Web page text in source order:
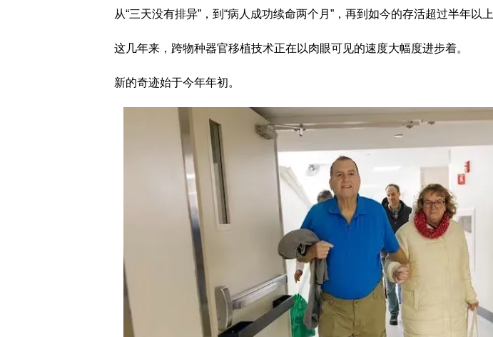
从“三天没有排异”，到“病人成功续命两个月”，再到如今的存活超过半年以上
这几年来，跨物种器官移植技术正在以肉眼可见的速度大幅度进步着。
新的奇迹始于今年年初。